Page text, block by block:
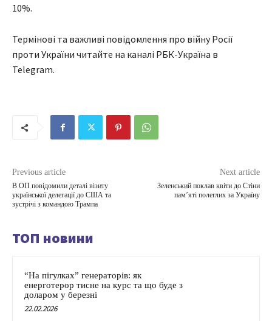
10%.
Термінові та важливі повідомлення про війну Росії
проти України читайте на каналі РБК-Україна в
Telegram.
Previous article
В ОП повідомили деталі візиту
української делегації до США та
зустрічі з командою Трампа
Next article
Зеленський поклав квіти до Стіни
пам’яті полеглих за Україну
ТОП новини
“На пігулках” генераторів: як
енерготерор тисне на курс та що буде з
доларом у березні
22.02.2026